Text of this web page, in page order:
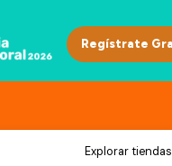
Explorar tiendas